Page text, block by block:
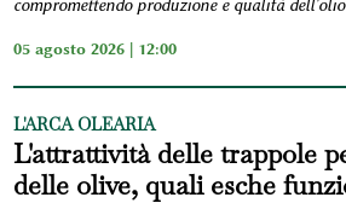
compromettendo produzione e qualità dell'olio
05 agosto 2026 | 12:00
L'ARCA OLEARIA
L'attrattività delle trappole
delle olive, quali esche